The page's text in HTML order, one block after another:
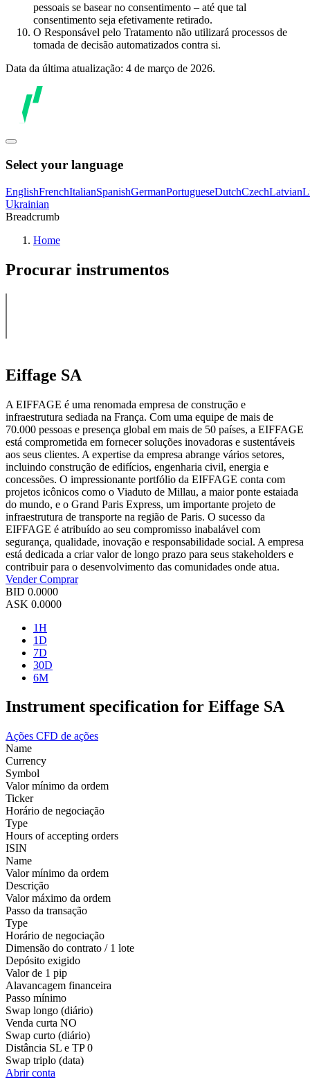
pessoais se basear no consentimento – até que tal
consentimento seja efetivamente retirado.
O Responsável pelo Tratamento não utilizará processos de
tomada de decisão automatizados contra si.
Data da última atualização: 4 de março de 2026.
Select your language
EnglishFrenchItalianSpanishGermanPortugueseDutchCzechLatvian
Ukrainian
Breadcrumb
Home
Procurar instrumentos
Eiffage SA
A EIFFAGE é uma renomada empresa de construção e
infraestrutura sediada na França. Com uma equipe de mais de
70.000 pessoas e presença global em mais de 50 países, a EIFFAGE
está comprometida em fornecer soluções inovadoras e sustentáveis
aos seus clientes. A expertise da empresa abrange vários setores,
incluindo construção de edifícios, engenharia civil, energia e
concessões. O impressionante portfólio da EIFFAGE conta com
projetos icônicos como o Viaduto de Millau, a maior ponte estaiada
do mundo, e o Grand Paris Express, um importante projeto de
infraestrutura de transporte na região de Paris. O sucesso da
EIFFAGE é atribuído ao seu compromisso inabalável com
segurança, qualidade, inovação e responsabilidade social. A empresa
está dedicada a criar valor de longo prazo para seus stakeholders e
contribuir para o desenvolvimento das comunidades onde atua.
VenderComprar
BID 0.0000
ASK 0.0000
1H
1D
7D
30D
6M
Instrument specification for Eiffage SA
Ações CFD de ações
Name
Currency
Symbol
Valor mínimo da ordem
Ticker
Horário de negociação
Type
Hours of accepting orders
ISIN
Name
Valor mínimo da ordem
Descrição
Valor máximo da ordem
Passo da transação
Type
Horário de negociação
Dimensão do contrato / 1 lote
Depósito exigido
Valor de 1 pip
Alavancagem financeira
Passo mínimo
Swap longo (diário)
Venda curta NO
Swap curto (diário)
Distância SL e TP 0
Swap triplo (data)
Abrir conta